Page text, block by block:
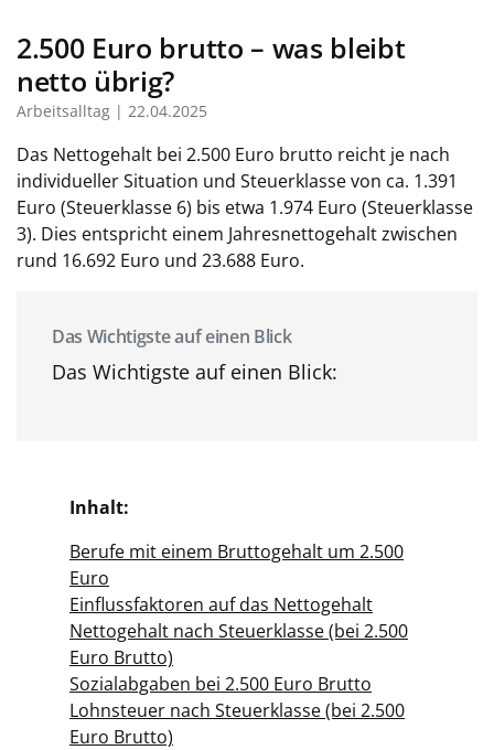
2.500 Euro brutto – was bleibt
netto übrig?
Arbeitsalltag | 22.04.2025
Das Nettogehalt bei 2.500 Euro brutto reicht je nach
individueller Situation und Steuerklasse von ca. 1.391
Euro (Steuerklasse 6) bis etwa 1.974 Euro (Steuerklasse
3). Dies entspricht einem Jahresnettogehalt zwischen
rund 16.692 Euro und 23.688 Euro.
Das Wichtigste auf einen Blick
Das Wichtigste auf einen Blick:
Inhalt:
Berufe mit einem Bruttogehalt um 2.500
Euro
Einflussfaktoren auf das Nettogehalt
Nettogehalt nach Steuerklasse (bei 2.500
Euro Brutto)
Sozialabgaben bei 2.500 Euro Brutto
Lohnsteuer nach Steuerklasse (bei 2.500
Euro Brutto)